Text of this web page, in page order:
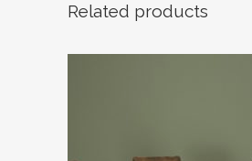
Related products